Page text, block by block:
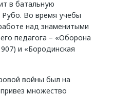
в батальную
Во время учебы
над знаменитыми
педагога – «Оборона
и «Бородинская
войны был на
множество